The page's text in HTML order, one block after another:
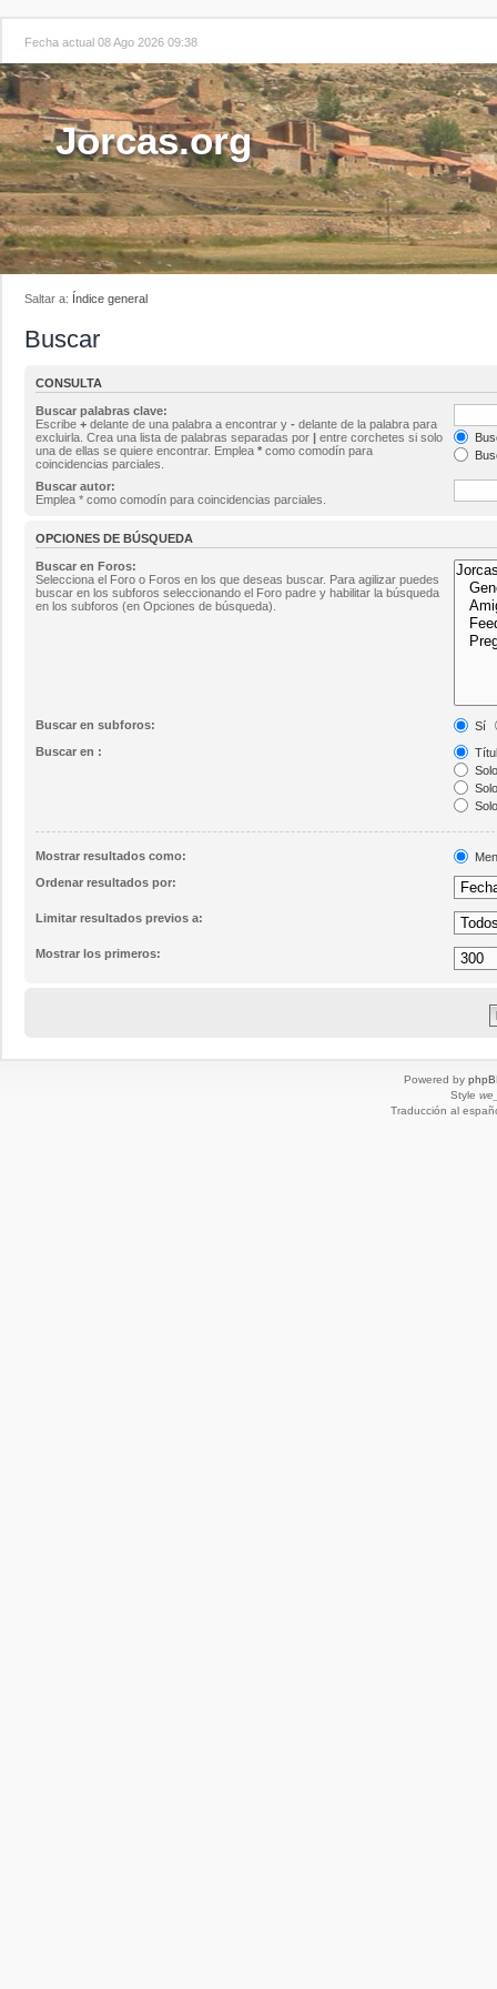
Fecha actual 08 Ago 2026 09:38
Jorcas.org
Saltar a: Índice general
Buscar
CONSULTA
Buscar palabras clave:
Escribe + delante de una palabra a encontrar y - delante de la palabra para
excluirla. Crea una lista de palabras separadas por | entre corchetes si solo
una de ellas se quiere encontrar. Emplea * como comodín para
coincidencias parciales.
Buscar autor:
Emplea * como comodín para coincidencias parciales.
OPCIONES DE BÚSQUEDA
Buscar en Foros:
Selecciona el Foro o Foros en los que deseas buscar. Para agilizar puedes
buscar en los subforos seleccionando el Foro padre y habilitar la búsqueda
en los subforos (en Opciones de búsqueda).
Buscar en subforos:
Sí
Buscar en :
Mostrar resultados como:
Ordenar resultados por:
Limitar resultados previos a:
Mostrar los primeros:
Powered by
Style
Traducción al